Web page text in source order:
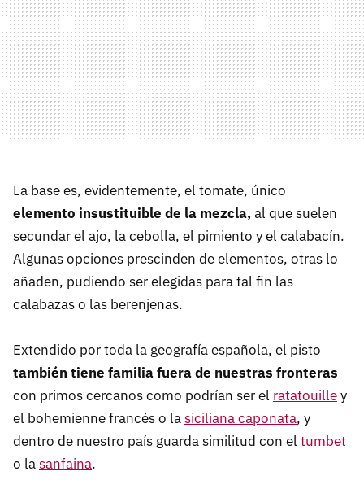
La base es, evidentemente, el tomate, único
elemento insustituible de la mezcla,al que suelen
secundar el ajo, la cebolla, el pimiento y el calabacín.
Algunas opciones prescinden de elementos, otras lo
añaden, pudiendo ser elegidas para tal fin las
calabazas o las berenjenas.
Extendido por toda la geografía española, el pisto
también tiene familia fuera de nuestras fronteras
con primos cercanos como podrían ser el ratatouilley
el bohemienne francés o lasiciliana caponata, y
dentro de nuestro país guarda similitud con el tumbet
o lasanfaina.